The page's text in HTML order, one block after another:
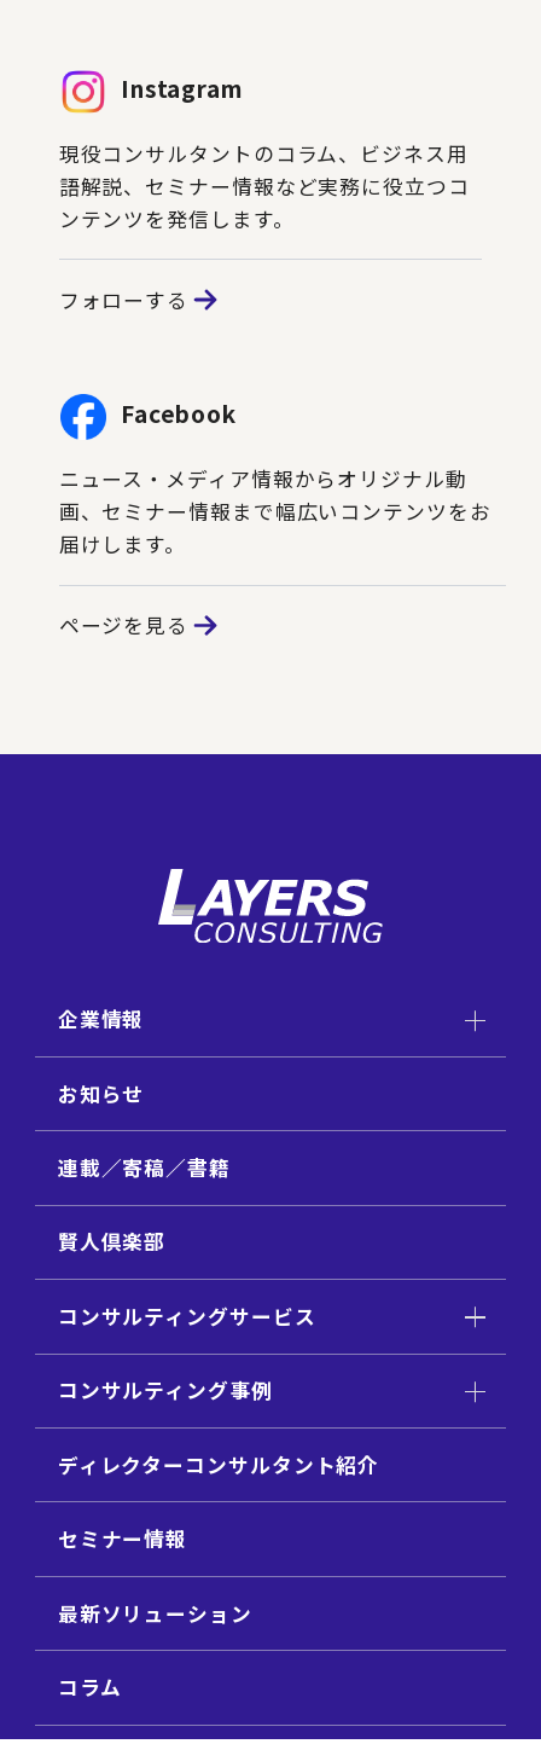
Instagram
現役コンサルタントのコラム、ビジネス用
語解説、セミナー情報など実務に役立つコ
ンテンツを発信します。
フォローする
Facebook
ニュース・メディア情報からオリジナル動
画、セミナー情報まで幅広いコンテンツをお
届けします。
ページを見る
企業情報
お知らせ
連載／寄稿／書籍
賢人倶楽部
コンサルティングサービス
コンサルティング事例
ディレクターコンサルタント紹介
セミナー情報
最新ソリューション
コラム